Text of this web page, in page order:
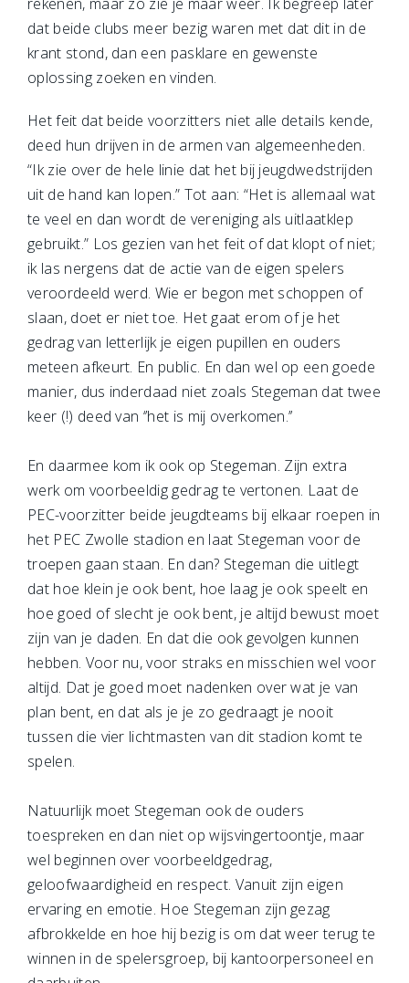
dat beide clubs meer bezig waren met dat dit in de
krant stond, dan een pasklare en gewenste
oplossing zoeken en vinden.
Het feit dat beide voorzitters niet alle details kende,
deed hun drijven in de armen van algemeenheden.
“Ik zie over de hele linie dat het bij jeugdwedstrijden
uit de hand kan lopen.” Tot aan: “Het is allemaal wat
te veel en dan wordt de vereniging als uitlaatklep
gebruikt.” Los gezien van het feit of dat klopt of niet;
ik las nergens dat de actie van de eigen spelers
veroordeeld werd. Wie er begon met schoppen of
slaan, doet er niet toe. Het gaat erom of je het
gedrag van letterlijk je eigen pupillen en ouders
meteen afkeurt. En public. En dan wel op een goede
manier, dus inderdaad niet zoals Stegeman dat twee
keer (!) deed van ‘’het is mij overkomen.’’
En daarmee kom ik ook op Stegeman. Zijn extra
werk om voorbeeldig gedrag te vertonen. Laat de
PEC-voorzitter beide jeugdteams bij elkaar roepen in
het PEC Zwolle stadion en laat Stegeman voor de
troepen gaan staan. En dan? Stegeman die uitlegt
dat hoe klein je ook bent, hoe laag je ook speelt en
hoe goed of slecht je ook bent, je altijd bewust moet
zijn van je daden. En dat die ook gevolgen kunnen
hebben. Voor nu, voor straks en misschien wel voor
altijd. Dat je goed moet nadenken over wat je van
plan bent, en dat als je je zo gedraagt je nooit
tussen die vier lichtmasten van dit stadion komt te
spelen.
Natuurlijk moet Stegeman ook de ouders
toespreken en dan niet op wijsvingertoontje, maar
wel beginnen over voorbeeldgedrag,
geloofwaardigheid en respect. Vanuit zijn eigen
ervaring en emotie. Hoe Stegeman zijn gezag
afbrokkelde en hoe hij bezig is om dat weer terug te
winnen in de spelersgroep, bij kantoorpersoneel en